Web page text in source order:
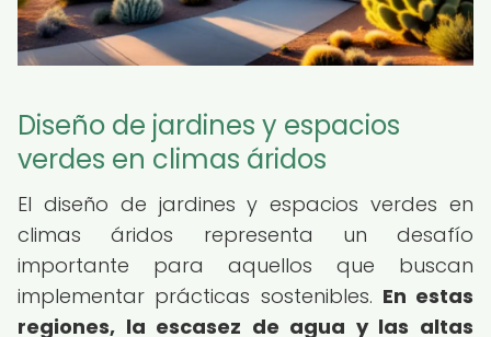
Diseño de jardines y espacios
verdes en climas áridos
El diseño de jardines y espacios verdes en
climas áridos representa un desafío
importante para aquellos que buscan
implementar prácticas sostenibles. En estas
regiones, la escasez de agua y las altas